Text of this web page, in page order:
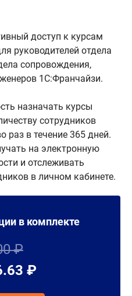
доступ к курсам
руководителей отдела
сопровождения,
1С:Франчайзи.
назначать курсы
сотрудников
раз в течение 365 дней.
на электронную
и отслеживать
в личном кабинете.
в комплекте
₽
₽